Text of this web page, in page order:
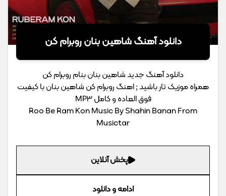
دانلود آهنگ شاهین بنان روبرام کن
دانلود آهنگ جدید شاهین بنان بنام روبرام کن
همراه موزیک تار باشید ; اهنگ روبرام کن شاهین بنان با کیفیت
فوق العاده و کامل MP3
Roo Be Ram Kon Music By Shahin Banan From
Musictar
پخش آنلاین
ادامه و دانلود